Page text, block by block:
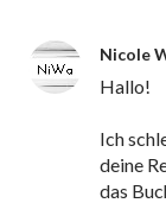
Nicole
Hallo!
Ich
deine
das